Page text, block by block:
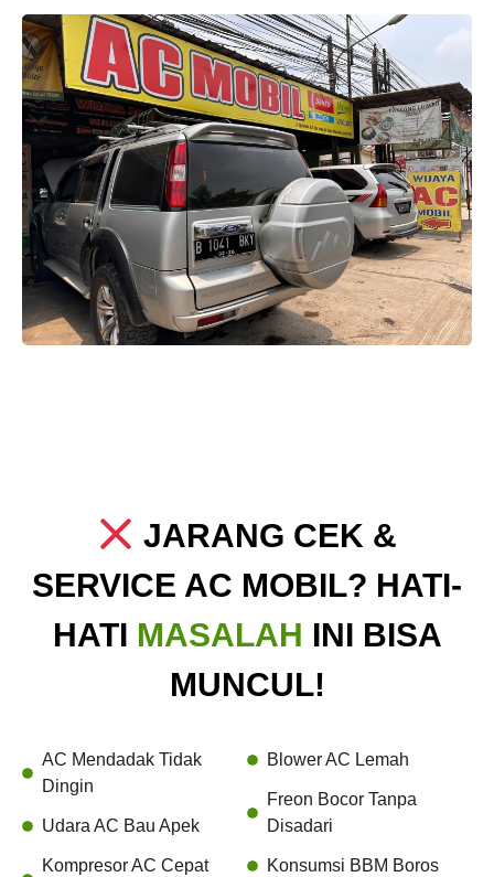
JARANG CEK &
SERVICE AC MOBIL? HATI-
HATI MASALAH INI BISA
MUNCUL!
AC Mendadak Tidak
Dingin
Udara AC Bau Apek
Kompresor AC Cepat
Blower AC Lemah
Freon Bocor Tanpa
Disadari
Konsumsi BBM Boros